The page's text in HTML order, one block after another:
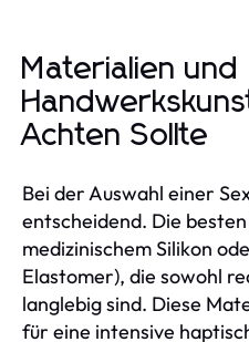
Materialien und
Achten Sollte
Bei der Auswahl einer
entscheidend. Die
medizinischem Silikon
Elastomer), die sowohl
langlebig sind. Diese
für eine intensive